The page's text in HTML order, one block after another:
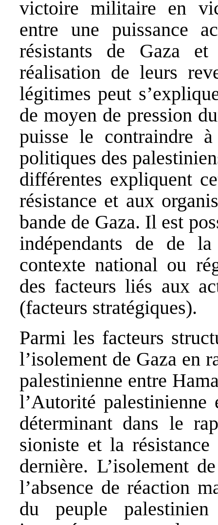
victoire militaire en
entre une puissance
résistants de Gaza
réalisation de leurs
légitimes peut
de moyen de pression
puisse le contraindre
politiques des
différentes expliquent
résistance et aux
bande de Gaza. Il est
indépendants de de
contexte national ou
des facteurs liés aux
(facteurs stratégiques).
Parmi les facteurs
l’isolement de Gaza en
palestinienne entre
l’Autorité
déterminant dans le
sioniste et la
dernière. L’isolement
l’absence de réaction
du peuple